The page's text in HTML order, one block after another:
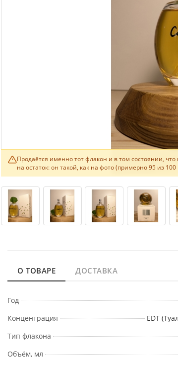
Продаётся именно тот флакон и в том состоянии,
на остаток: он такой, как на фото (примерно 95 из
О ТОВАРЕ ДОСТАВКА
Год
Концентрация
EDT
Тип флакона
Объём, мл